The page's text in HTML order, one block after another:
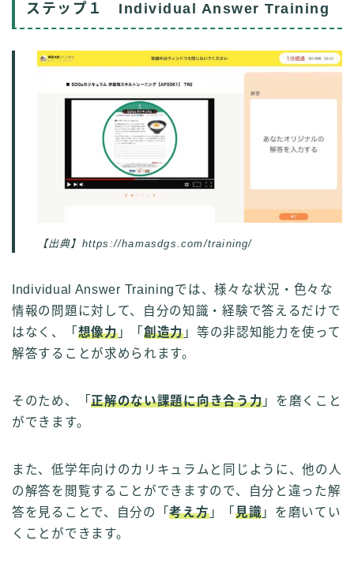
ステップ１ Individual Answer Training
【出典】https://hamasdgs.com/training/
Individual Answer Trainingでは、様々な状況・色々な
情報の問題に対して、自分の知識・経験で答えるだけで
はなく、「 想像力」「創造力 」等の非認知能力を使って
解答することが求められます。
そのため、「正解のない課題に向き合う力 」を磨くこと
ができます。
また、低学年向けのカリキュラムと同じように、他の人
の解答を閲覧することができますので、自分と違った解
答を見ることで、自分の「考え方」「 見識 」を磨いてい
くことができます。